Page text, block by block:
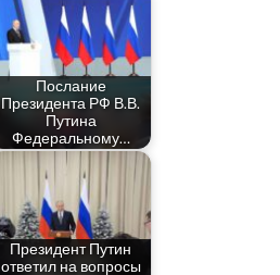
Послание
Президента РФ В.В.
Путина
Федеральному…
Президент Путин
ответил на вопросы